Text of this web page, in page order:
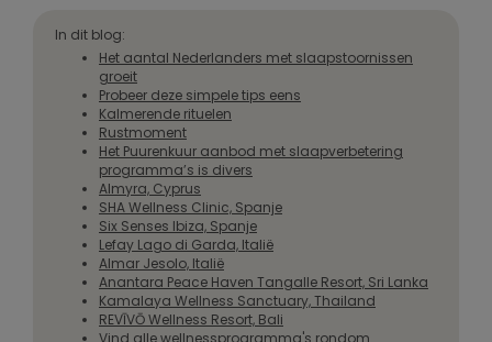
In dit blog:
Het aantal Nederlanders met slaapstoornissen
groeit
Probeer deze simpele tips eens
Kalmerende rituelen
Rustmoment
Het Puurenkuur aanbod met slaapverbetering
programma’s is divers
Almyra, Cyprus
SHA Wellness Clinic, Spanje
Six Senses Ibiza, Spanje
Lefay Lago di Garda, Italië
Almar Jesolo, Italië
Anantara Peace Haven Tangalle Resort, Sri Lanka
Kamalaya Wellness Sanctuary, Thailand
REVĪVŌ Wellness Resort, Bali
Vind alle wellnessprogramma's rondom